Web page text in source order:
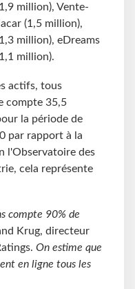
million), Vente-
(1,5 million),
million), eDreams
million).
actifs, tous
compte 35,5
la période de
par rapport à la
l'Observatoire des
cela représente
compte 90% de
Krug, directeur
On estime que
en ligne tous les